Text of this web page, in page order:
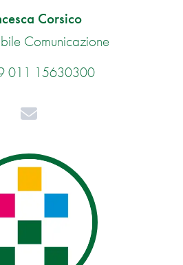
Corsico
Comunicazione
011 15630300
Mail